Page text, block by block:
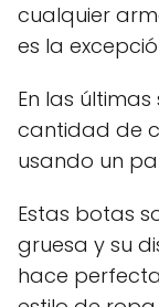
cualquier
es la
En las
cantidad de
usando un
Estas botas
gruesa y su
hace